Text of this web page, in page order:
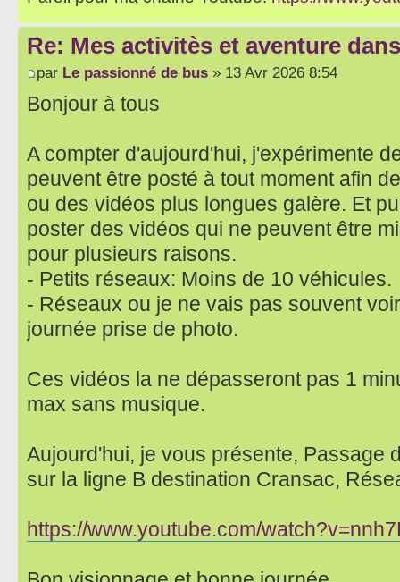
Re: Mes activitès et aventure
par Le passionné de bus » 13 Avr 2026 8:54
Bonjour à tous
A compter d'aujourd'hui, j'expérimente
peuvent être posté à tout moment afin
ou des vidéos plus longues galère. Et
poster des vidéos qui ne peuvent être
pour plusieurs raisons.
- Petits réseaux: Moins de 10 véhicules.
- Réseaux ou je ne vais pas souvent
journée prise de photo.
Ces vidéos la ne dépasseront pas 1
max sans musique.
Aujourd'hui, je vous présente, Passage
sur la ligne B destination Cransac,
https://www.youtube.com/